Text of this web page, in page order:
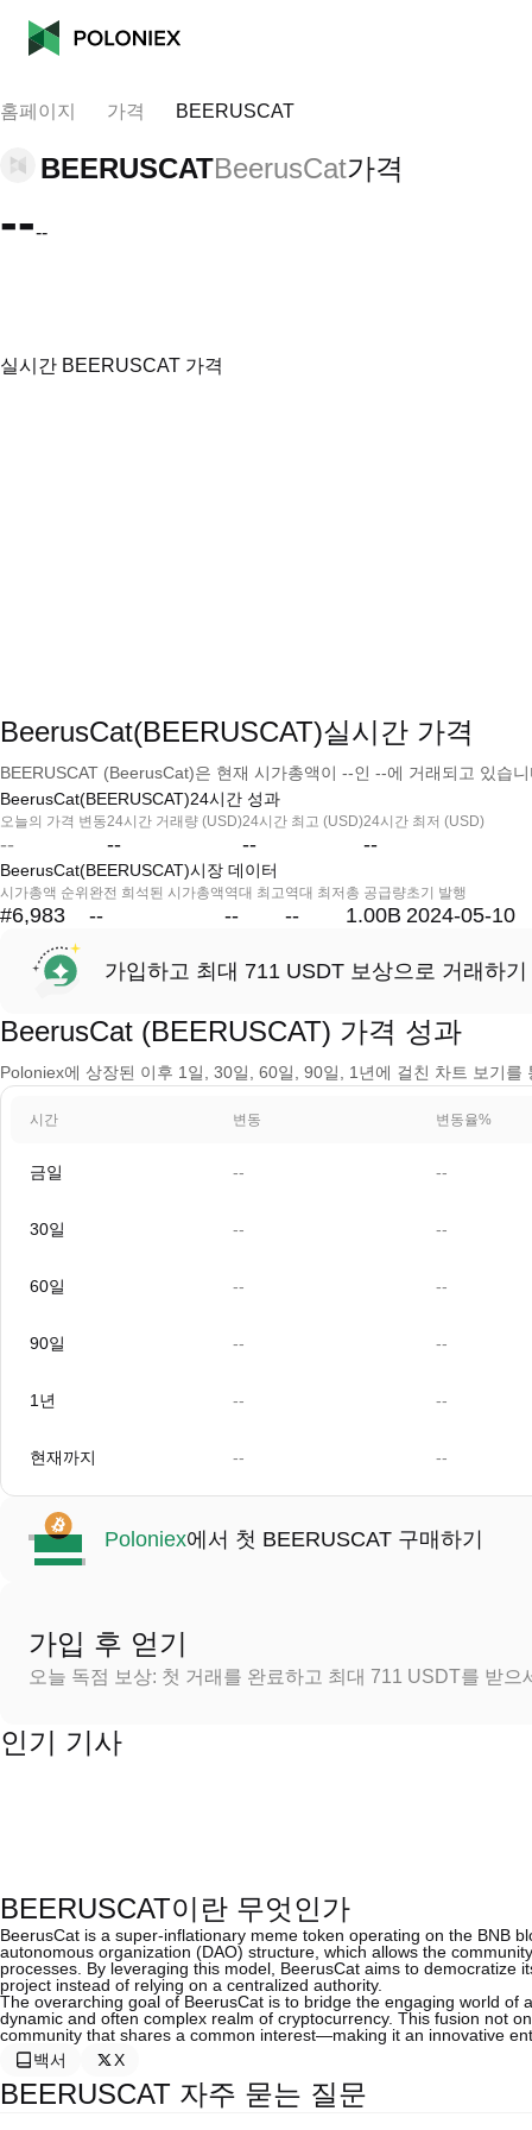
홈페이지 가격 BEERUSCAT
BEERUSCATBeerusCat가격
----
실시간 BEERUSCAT 가격
BeerusCat(BEERUSCAT)실시간 가격
BEERUSCAT (BeerusCat)은 현재 시가총액이 --인 --에 거래되고 있습
BeerusCat(BEERUSCAT)24시간 성과
오늘의 가격 변동
--
24시간 거래량 (USD)
--
24시간 최고 (USD)
--
24시간 최저 (USD)
--
BeerusCat(BEERUSCAT)시장 데이터
시가총액 순위
#6,983
완전 희석된 시가총액
--
역대 최고
--
역대 최저
--
총 공급량
1.00B
초기 발행
2024-05-10
가입하고 최대 711 USDT 보상으로 거래하기
BeerusCat (BEERUSCAT) 가격 성과
Poloniex에 상장된 이후 1일, 30일, 60일, 90일, 1년에 걸친 차트 보기
시간 변동 변동율%
금일 -- --
30일 -- --
60일 -- --
90일 -- --
1년 -- --
현재까지 -- --
Poloniex에서 첫 BEERUSCAT 구매하기
가입 후 얻기
오늘 독점 보상: 첫 거래를 완료하고 최대 711 USDT를 받으
인기 기사
BEERUSCAT이란 무엇인가
BeerusCat is a super-inflationary meme token operating on the BNB
autonomous organization (DAO) structure, which allows the
processes. By leveraging this model, BeerusCat aims to
project instead of relying on a centralized authority.
The overarching goal of BeerusCat is to bridge the engaging world
dynamic and often complex realm of cryptocurrency. This fusion not
community that shares a common interest—making it an innovative
백서
X
BEERUSCAT 자주 묻는 질문